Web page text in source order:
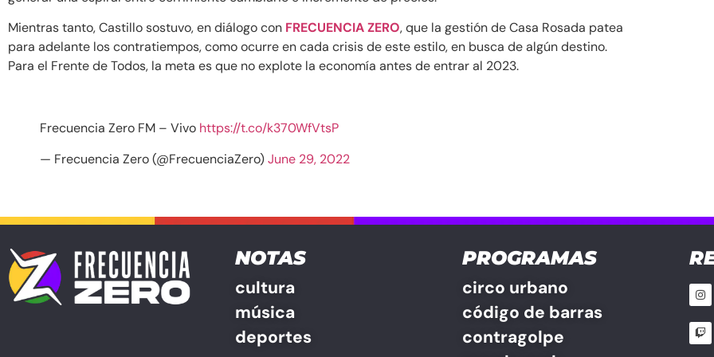
Mientras tanto, Castillo sostuvo, en diálogo con FRECUENCIA ZERO, que la gestión de Casa Rosada patea
para adelante los contratiempos, como ocurre en cada crisis de este estilo, en busca de algún destino.
Para el Frente de Todos, la meta es que no explote la economía antes de entrar al 2023.
Frecuencia Zero FM – Vivo https://t.co/k370WfVtsP
— Frecuencia Zero (@FrecuenciaZero)June 29, 2022
NOTAS
cultura
música
deportes
PROGRAMAS
circo urbano
código de barras
contragolpe